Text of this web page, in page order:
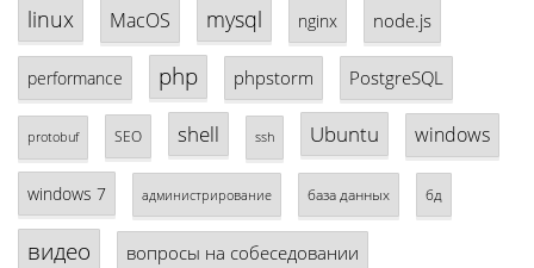
linux MacOS mysql nginx node.js
performance php phpstorm PostgreSQL
protobuf SEO shell ssh Ubuntu windows
windows 7 администрирование база данных бд
видео вопросы на собеседовании